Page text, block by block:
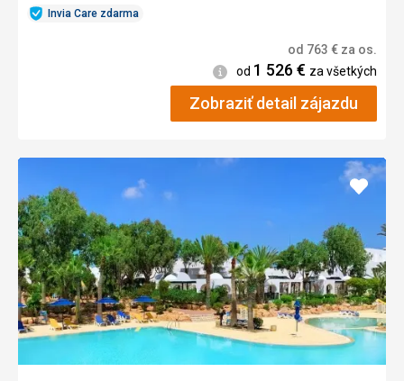
Invia Care zdarma
od 763 € za os.
Informácie
od 1 526€ za všetkých
Zobraziť detail zájazdu
Pridať